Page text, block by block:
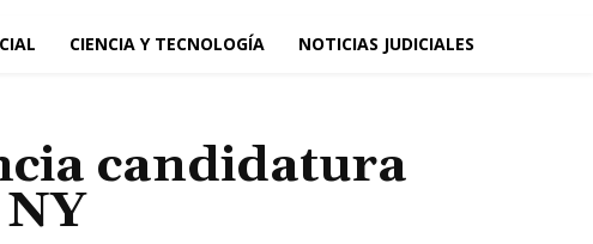
CIENCIA Y TECNOLOGÍA NOTICIAS JUDICIALES
candidatura